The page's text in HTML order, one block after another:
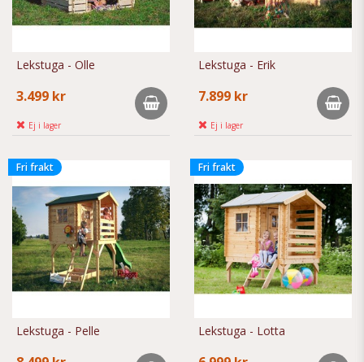
Lekstuga - Olle
3.499 kr
Ej i lager
Lekstuga - Erik
7.899 kr
Ej i lager
Fri frakt
Lekstuga - Pelle
Fri frakt
Lekstuga - Lotta